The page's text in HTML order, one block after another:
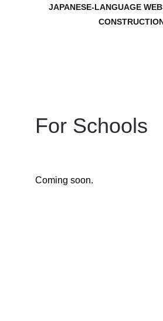
JAPANESE-LANGUAGE
For Schools
Coming soon.